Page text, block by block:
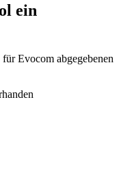
ein
für Evocom abgegebenen